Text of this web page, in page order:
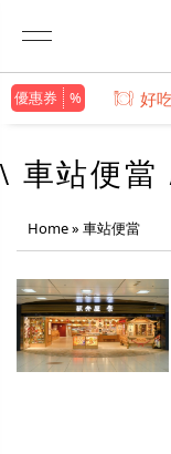
優惠券 好
\ 車站便當
Home» 車站便當